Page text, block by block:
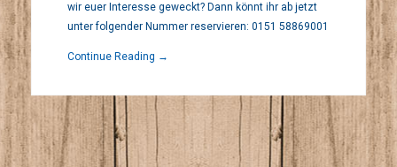
Landshuter
2026
wir euer Interesse geweckt? Dann könnt ihr ab jetzt
unter folgender Nummer reservieren: 0151 58869001
Continue Reading →